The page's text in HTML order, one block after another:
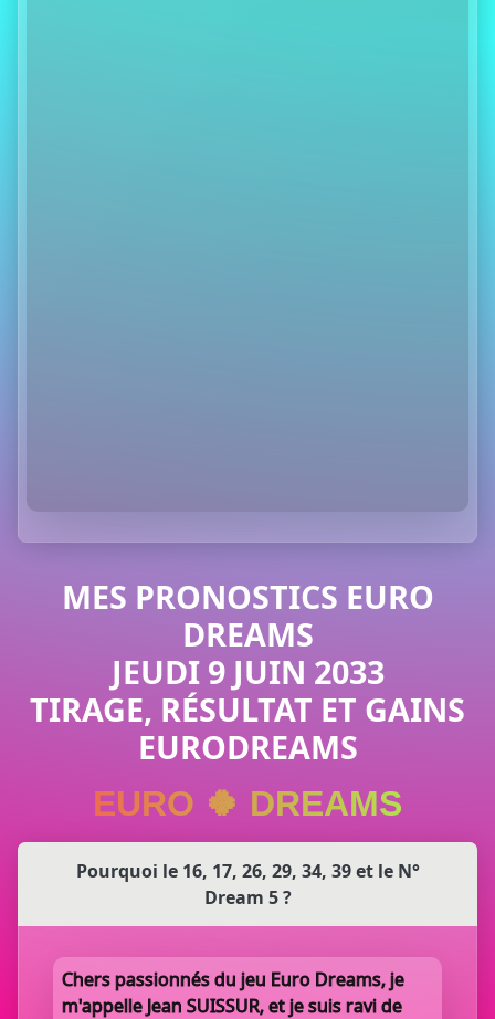
MES PRONOSTICS EURO
DREAMS
JEUDI 9 JUIN 2033
TIRAGE, RÉSULTAT ET GAINS
EURODREAMS
EURO 🍀 DREAMS
Pourquoi le 16, 17, 26, 29, 34, 39 et le N°
Dream 5 ?
Chers passionnés du jeu Euro Dreams, je
m'appelle Jean SUISSUR, et je suis ravi de